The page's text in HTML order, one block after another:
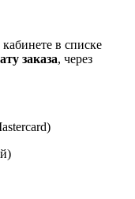
в списке
заказа, через